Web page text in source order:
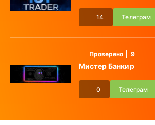
14 Телеграм
Проверено 9
Мистер Банкир
0 Телеграм